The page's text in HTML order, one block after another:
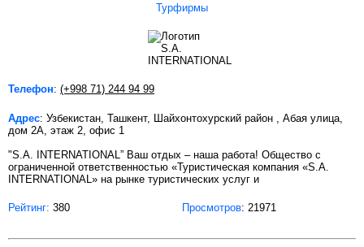
Турфирмы
Телефон: (+998 71) 244 94 99
Адрес: Узбекистан, Ташкент, Шайхонтохурский район , Абая улица,
дом 2А, этаж 2, офис 1
"S.A. INTERNATIONAL” Ваш отдых – наша работа! Общество с
ограниченной ответственностью «Туристическая компания «S.A.
INTERNATIONAL» на рынке туристических услуг и
Рейтинг: 380 Просмотров: 21971